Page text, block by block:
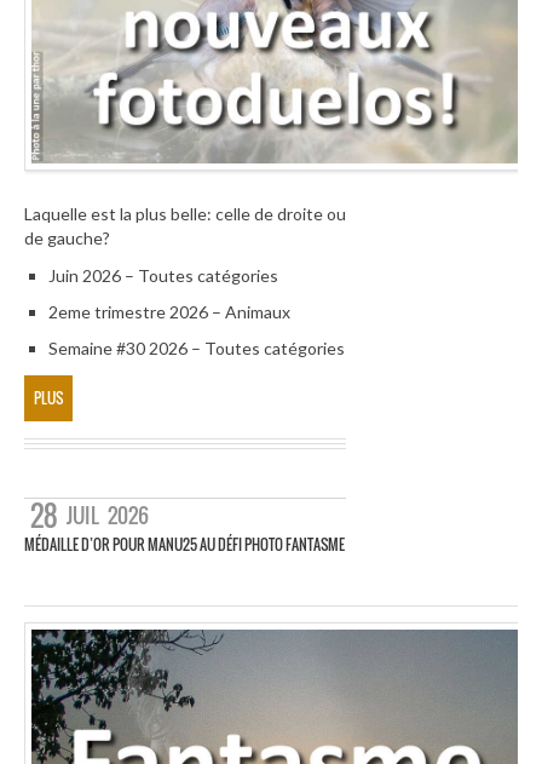
Laquelle est la plus belle: celle de droite ou
de gauche?
Juin 2026 – Toutes catégories
2eme trimestre 2026 – Animaux
Semaine #30 2026 – Toutes catégories
PLUS
28 JUIL 2026
MÉDAILLE D’OR POUR MANU25 AU DÉFI PHOTO FANTASME